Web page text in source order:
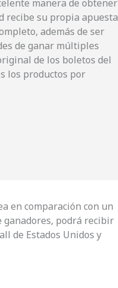
manera de obtener
recibe su propia apuesta
además de ser
de ganar múltiples
de los boletos del
los productos por
en comparación con un
ganadores, podrá recibir
de Estados Unidos y